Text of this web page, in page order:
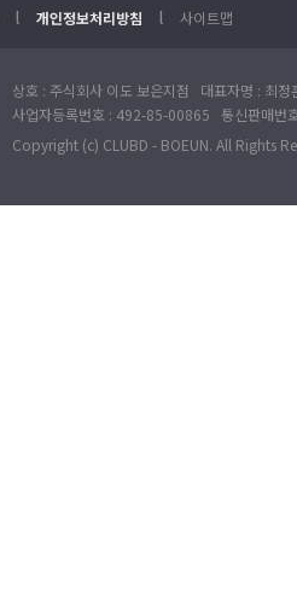
l 개인정보처리방침 l 사이트맵
상호 : 주식회사 이도 보은지점 대표자명 : 최
사업자등록번호 : 492-85-00865 통신판매
Copyright (c) CLUBD - BOEUN. All Rights